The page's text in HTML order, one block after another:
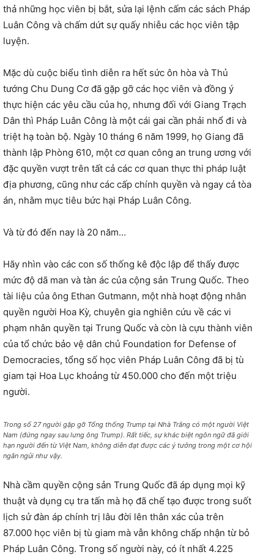
thả những học viên bị bắt, sửa lại lệnh cấm các sách Pháp
Luân Công và chấm dứt sự quấy nhiễu các học viên tập
luyện.
Mặc dù cuộc biểu tình diễn ra hết sức ôn hòa và Thủ
tướng Chu Dung Cơ đã gặp gỡ các học viên và đồng ý
thực hiện các yêu cầu của họ, nhưng đối với Giang Trạch
Dân thì Pháp Luân Công là một cái gai cần phải nhổ đi và
triệt hạ toàn bộ. Ngày 10 tháng 6 năm 1999, họ Giang đã
thành lập Phòng 610, một cơ quan công an trung ương với
đặc quyền vượt trên tất cả các cơ quan thực thi pháp luật
địa phương, cũng như các cấp chính quyền và ngay cả tòa
án, nhằm mục tiêu bức hại Pháp Luân Công.
Và từ đó đến nay là 20 năm…
Hãy nhìn vào các con số thống kê độc lập để thấy được
mức độ dã man và tàn ác của cộng sản Trung Quốc. Theo
tài liệu của ông Ethan Gutmann, một nhà hoạt động nhân
quyền người Hoa Kỳ, chuyên gia nghiên cứu về các vi
phạm nhân quyền tại Trung Quốc và còn là cựu thành viên
của tổ chức bảo vệ dân chủ Foundation for Defense of
Democracies, tổng số học viên Pháp Luân Công đã bị tù
giam tại Hoa Lục khoảng từ 450.000 cho đến một triệu
người.
Trong số 27 người gặp gỡ Tổng thống Trump tại Nhà Trắng có một người Việt
Nam (đứng ngay sau lưng ông Trump). Rất tiếc, sự khác biệt ngôn ngữ đã giới
hạn người đến từ Việt Nam, không diễn đạt được các ý tưởng trong một cơ hội
ngắn ngủi như vậy.
Nhà cầm quyền cộng sản Trung Quốc đã áp dụng mọi kỹ
thuật và dụng cụ tra tấn mà họ đã chế tạo được trong suốt
lịch sử đàn áp chính trị lâu đời lên thân xác của trên
87.000 học viên bị tù giam mà vẫn không chấp nhận từ bỏ
Pháp Luân Công. Trong số người này, có ít nhất 4.225